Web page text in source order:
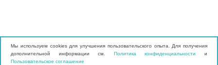
Мы используем cookies для улучшения пользовательского опыта. Для получения
дополнительной информации см. Политика конфиденциальности
и
Пользовательское соглашение